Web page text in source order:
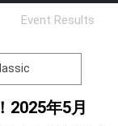
number of
positions
Rema
Event Results
2025年5月